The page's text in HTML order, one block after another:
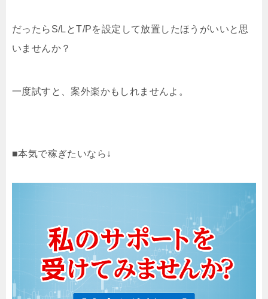
だったらS/LとT/Pを設定して放置したほうがいいと思
いませんか？
一度試すと、案外楽かもしれませんよ。
■本気で稼ぎたいなら↓